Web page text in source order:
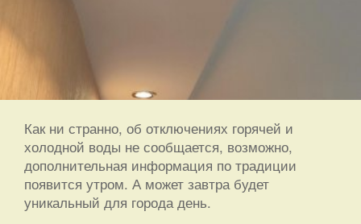
Как ни странно, об отключениях горячей и
холодной воды не сообщается, возможно,
дополнительная информация по традиции
появится утром. А может завтра будет
уникальный для города день.